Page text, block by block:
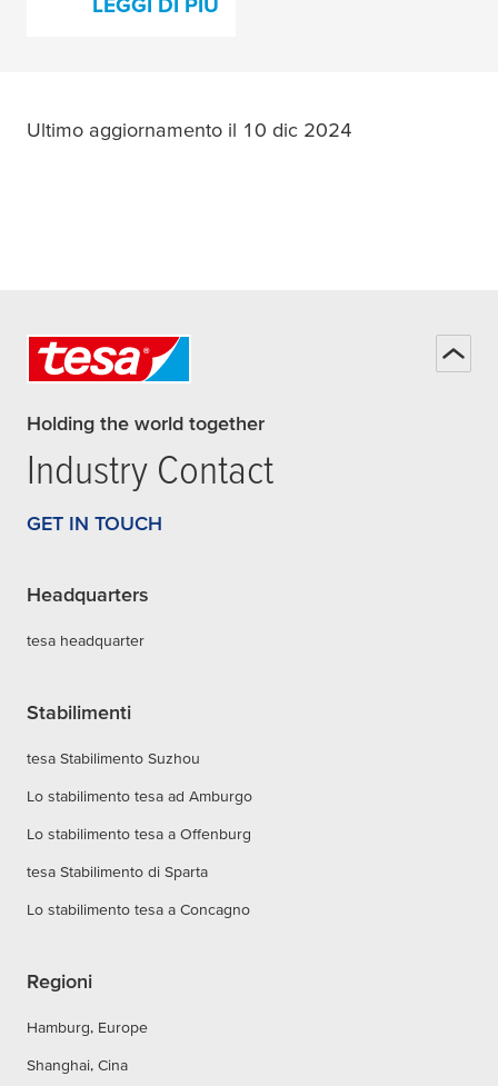
LEGGI DI PIÙ
Ultimo aggiornamento il 10 dic 2024
Holding the world together
Industry Contact
GET IN TOUCH
Headquarters
tesa headquarter
Stabilimenti
tesa Stabilimento Suzhou
Lo stabilimento tesa ad Amburgo
Lo stabilimento tesa a Offenburg
tesa Stabilimento di Sparta
Lo stabilimento tesa a Concagno
Regioni
Hamburg, Europe
Shanghai, Cina